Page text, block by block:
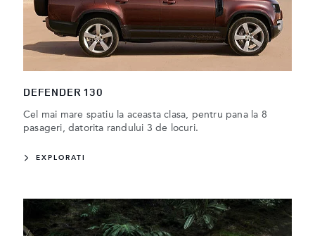
DEFENDER 130
Cel mai mare spatiu la aceasta clasa, pentru pana la 8
pasageri, datorita randului 3 de locuri.
EXPLORATI